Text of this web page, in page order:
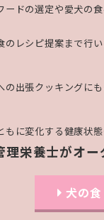
ードの選定や愛犬の
のレシピ提案まで行い
の出張クッキングにも
もに変化する健康状
理栄養士がオー
犬の